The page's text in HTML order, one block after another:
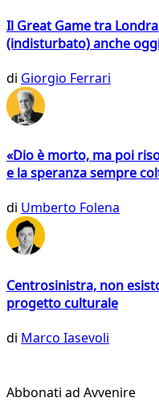
Il Great Game tra
(indisturbato) anche
di Giorgio Ferrari
«Dio è morto, ma poi
e la speranza sempre
di Umberto Folena
Centrosinistra, non
progetto culturale
di Marco Iasevoli
Abbonati ad Avvenire